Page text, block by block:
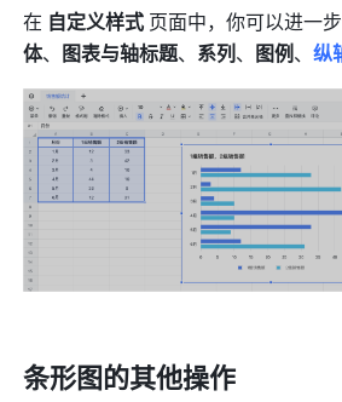
在 自定义样式 页面中，你可以进一
体、 图表与轴标题、 系列、 图例、纵
条形图的其他操作